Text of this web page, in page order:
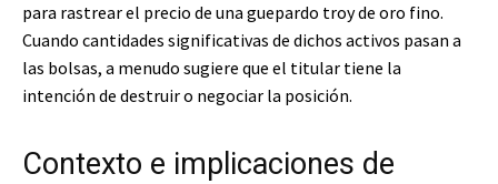
para rastrear el precio de una guepardo troy de oro fino.
Cuando cantidades significativas de dichos activos pasan a
las bolsas, a menudo sugiere que el titular tiene la
intención de destruir o negociar la posición.
Contexto e implicaciones de